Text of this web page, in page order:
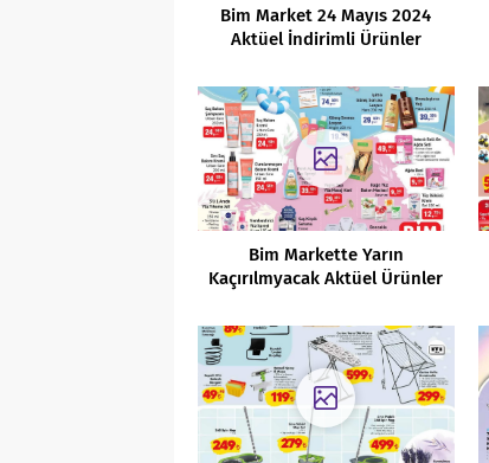
Bim Market 24 Mayıs 2024
Aktüel İndirimli Ürünler
Bim Markette Yarın
Kaçırılmyacak Aktüel Ürünler